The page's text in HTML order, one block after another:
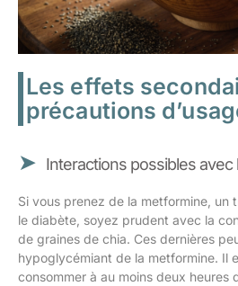
Les effets
précautions
Interactions possibles avec
Si vous prenez de la metformine, un
le diabète, soyez prudent avec la
de graines de chia. Ces dernières
hypoglycémiant de la metformine. Il
consommer à au moins deux heures